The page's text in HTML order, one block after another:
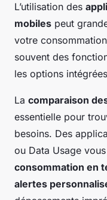
L’utilisation des
mobiles peut
votre
souvent des
les options
La comparaison
essentielle pour
besoins. Des
ou Data Usage
consommation en
alertes